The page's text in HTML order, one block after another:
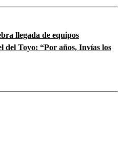
llegada de equipos
del Toyo: “Por años, Invías los